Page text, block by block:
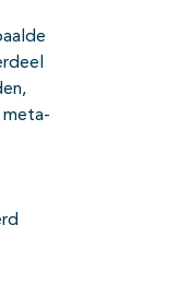
meta-